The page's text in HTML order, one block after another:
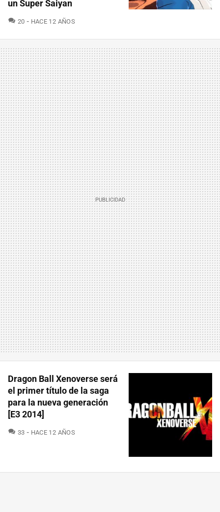
un Super Saiyan
20 COMENTARIOS
HACE 12 AÑOS
Dragon Ball Xenoverse será
el primer título de la saga
para la nueva generación
[E3 2014]
33 COMENTARIOS
HACE 12 AÑOS